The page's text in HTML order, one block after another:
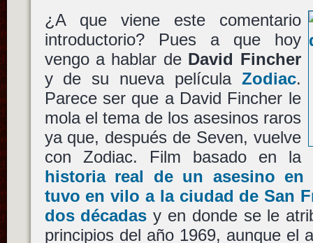
¿A que viene este comentario
introductorio? Pues a que hoy
vengo a hablar de David Fincher
y de su nueva película Zodiac.
Parece ser que a David Fincher le
mola el tema de los asesinos raros
ya que, después de Seven, vuelve
con Zodiac. Film basado en la
historia real de un asesino en
tuvo en vilo a la ciudad de San
dos décadas y en donde se le
principios del año 1969, aunque el